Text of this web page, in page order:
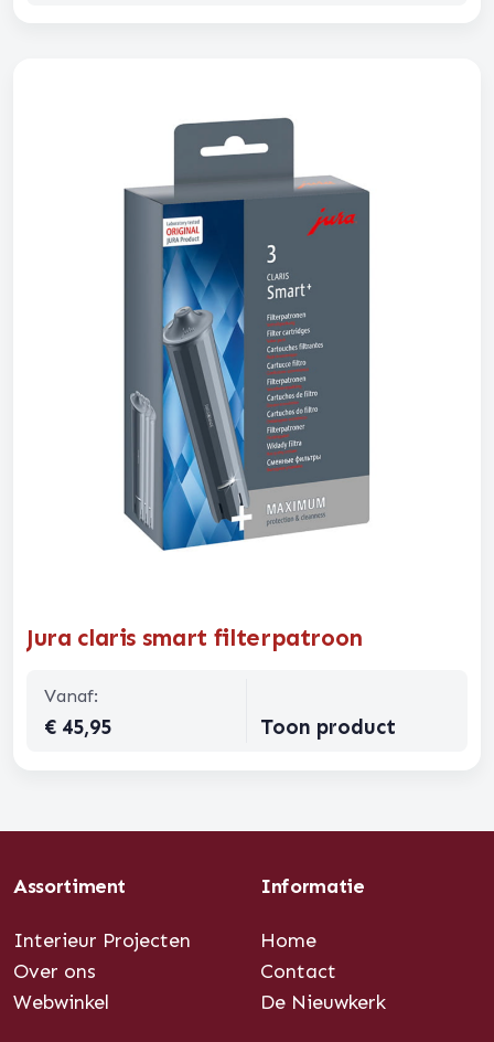
Jura claris smart filterpatroon
Vanaf:
€ 45,95 Toon product
Assortiment
Interieur Projecten
Over ons
Webwinkel
Informatie
Home
Contact
De Nieuwkerk